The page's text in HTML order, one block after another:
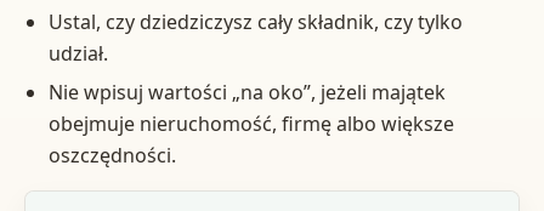
Ustal, czy dziedziczysz cały składnik, czy tylko
udział.
Nie wpisuj wartości „na oko”, jeżeli majątek
obejmuje nieruchomość, firmę albo większe
oszczędności.